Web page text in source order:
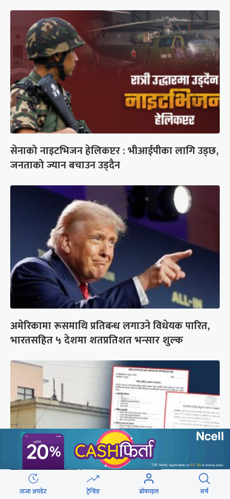
सेनाको नाइटभिजन हेलिकप्टर : भीआईपीका लागि उड्छ,
जनताको ज्यान बचाउन उड्दैन
अमेरिकामा रूसमाथि प्रतिबन्ध लगाउने विधेयक पारित,
भारतसहित ५ देशमा शतप्रतिशत भन्सार शुल्क
ताजा अपडेट ट्रेन्डिङ प्रोफाइल सर्च